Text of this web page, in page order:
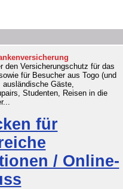
den Versicherungschutz für das
für Besucher aus Togo (und
ausländische Gäste,
Studenten, Reisen in die
für
/ Online-